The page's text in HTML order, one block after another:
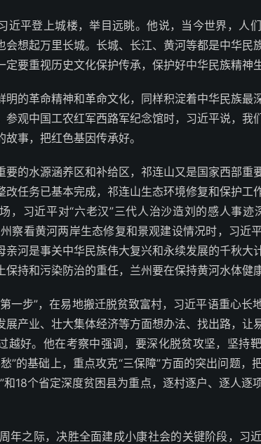
平登上城楼，举目远眺。他说，当今世界，人
会想起万里长城。长城、长江、黄河等都是中华民
要重视历史文化保护传承，保护好中华民族精神
的革命精神和革命文化，同样积淀着中华民族最
参观中国工农红军西路军纪念馆时，习近平说，我
事，把红色基因传承好。
的水源涵养区和补给区，祁连山又是国家西部重
改任务已基本完成，祁连山生态环境修复和保护工
，习近平对“六老汉”三代人治沙造刘的感人事迹
察看黄河两岸生态修复和景观建设情况时，习近
亲河是事关中华民族伟大复兴和永续发展的千秋大
持和污染防治的重任，兰州要在保持黄河水体健
步”，在易地搬迁脱贫致富村，习近平语重心长
展产业、壮大集体经济等方面想办法、找出路，让
越好。他在考察中强调，要深化脱贫攻坚，坚持
”的基础上，重点攻克“三保障”方面的突出问题，
和18个省定深度贫困县为重点，逐村逐户、逐人逐
之际，决胜全面建成小康社会的关键阶段，习